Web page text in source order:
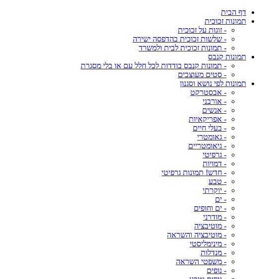
דף הבית
תמונות זכוכית
- זוגות על זכוכית
- שלשות זכוכית בהדפסה ישירה
- תמונות זכוכית לבית ולמשרד
תמונות קנבס
- תמונות קנבס בודדות לכל חלל עם או בלי מסגרת
- סטים מעוצבים
תמונות לפי נושא וסגנון
- אבסטרקט
- אורבני
- אנשים
- אפריקאיות
- בעלי חיים
- גאומטרי
- גיאומטריים
- גרפיטי
- דמויות
- חדש! תמונות גרפיטי
- טבע
- יוקרתי
- ים
- ים וחופים
- מודרני
- מוטיבציה
- מוטיבציה והשראה
- מינימליסטי
- מנדלות
- משפטי השראה
- נופים